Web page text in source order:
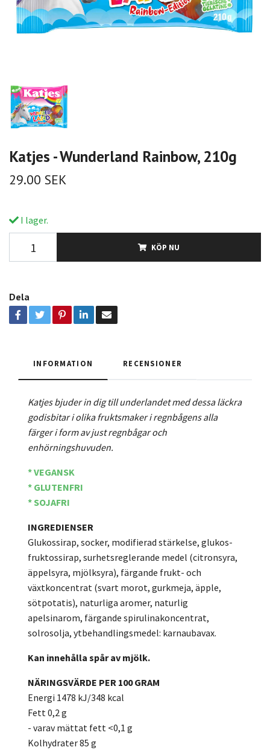
Katjes - Wunderland Rainbow, 210g
29.00 SEK
I lager.
KÖP NU
Dela
INFORMATION RECENSIONER
Katjes bjuder in dig till underlandet med dessa läckra
godisbitar i olika fruktsmaker i regnbågens alla
färger i form av just regnbågar och
enhörningshuvuden.
* VEGANSK
* GLUTENFRI
* SOJAFRI
INGREDIENSER
Glukossirap, socker, modifierad stärkelse, glukos-
fruktossirap, surhetsreglerande medel (citronsyra,
äppelsyra, mjölksyra), färgande frukt- och
växtkoncentrat (svart morot, gurkmeja, äpple,
sötpotatis), naturliga aromer, naturlig
apelsinarom, färgande spirulinakoncentrat,
solrosolja, ytbehandlingsmedel: karnaubavax.
Kan innehålla spår av mjölk.
NÄRINGSVÄRDE PER 100 GRAM
Energi 1478 kJ/348 kcal
Fett 0,2 g
- varav mättat fett <0,1 g
Kolhydrater 85 g